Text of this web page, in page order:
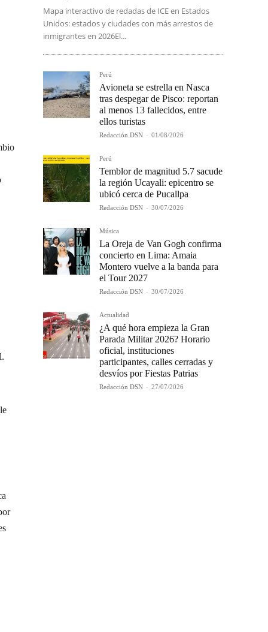
Mapa interactivo de redadas de ICE en Estados
Unidos: estados y ciudades con más arrestos de
inmigrantes en 2026El...
Perú
Avioneta se estrella en Nasca
tras despegar de Pisco: reportan
al menos 13 fallecidos, entre
ellos turistas
Redacción DSN - 01/08/2026
Perú
Temblor de magnitud 5.7 sacude
la región Ucayali: epicentro se
ubicó cerca de Pucallpa
Redacción DSN - 30/07/2026
Música
La Oreja de Van Gogh confirma
concierto en Lima: Amaia
Montero vuelve a la banda para
el Tour 2027
Redacción DSN - 30/07/2026
Actualidad
¿A qué hora empieza la Gran
Parada Militar 2026? Horario
oficial, instituciones
participantes, calles cerradas y
desvíos por Fiestas Patrias
Redacción DSN - 27/07/2026